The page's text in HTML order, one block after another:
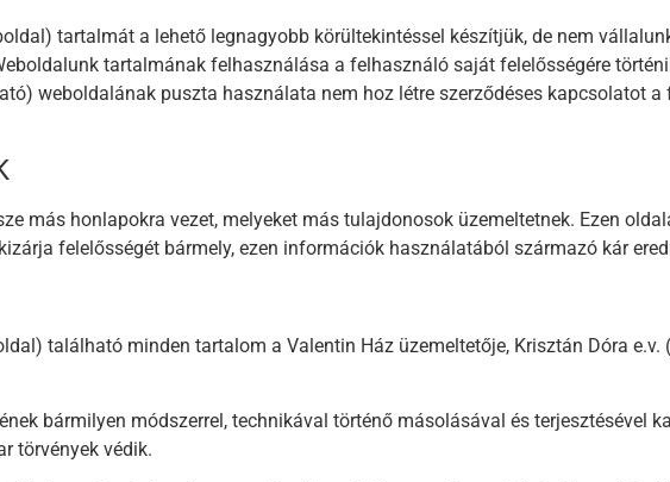
tartalmát a lehető legnagyobb körültekintéssel készítjük, de nem
tartalmának felhasználása a felhasználó saját felelősségére
weboldalának puszta használata nem hoz létre szerződéses kapcsolatot a
más honlapokra vezet, melyeket más tulajdonosok üzemeltetnek. Ezen
felelősségét bármely, ezen információk használatából származó kár
található minden tartalom a Valentin Ház üzemeltetője, Krisztán Dóra e.v.
bármilyen módszerrel, technikával történő másolásával és terjesztésével
törvények védik.